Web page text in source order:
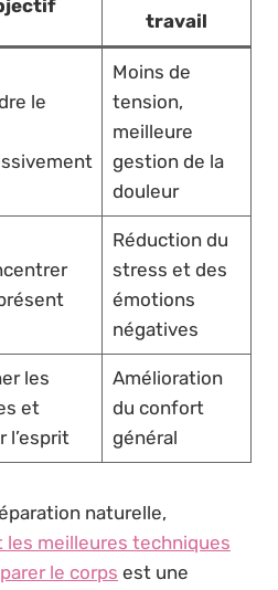
travail
le
Moins de
tension,
meilleure
gestion de la
douleur
Réduction du
stress et des
émotions
négatives
les
et
l’esprit
Amélioration
du confort
général
naturelle,
les meilleures techniques
le corps est une